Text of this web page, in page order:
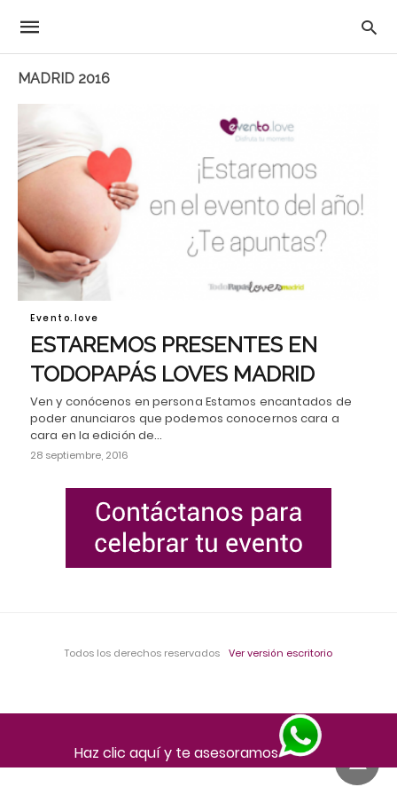
MADRID 2016
Evento.love
ESTAREMOS PRESENTES EN
TODOPAPÁS LOVES MADRID
Ven y conócenos en persona Estamos encantados de
poder anunciaros que podemos conocernos cara a
cara en la edición de…
28 septiembre, 2016
Todos los derechos reservados Ver versión escritorio
Haz clic aquí y te asesoramos